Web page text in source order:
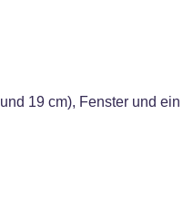
19 cm), Fenster und ein